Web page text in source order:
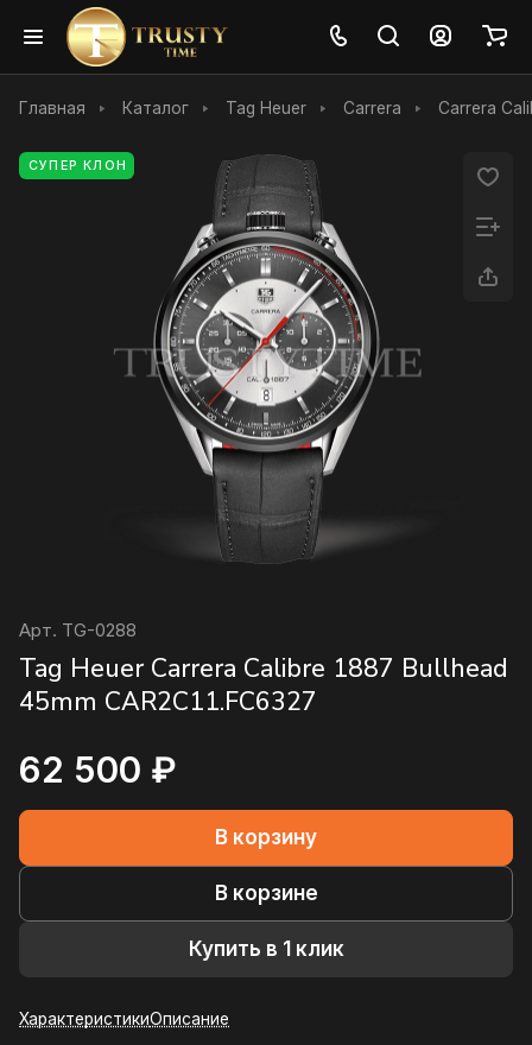
Главная Каталог Tag Heuer Carrera Carrera
СУПЕР КЛОН
Арт. TG-0288
Tag Heuer Carrera Calibre 1887 Bullhead
45mm CAR2C11.FC6327
62 500 ₽
В корзину
В корзине
Купить в 1 клик
ХарактеристикиОписание